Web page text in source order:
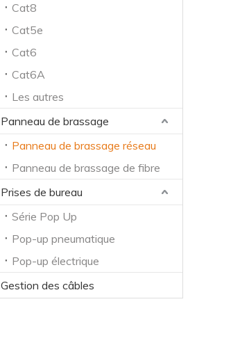
Cat8
Cat5e
Cat6
Cat6A
Les autres
Panneau de brassage
Panneau de brassage réseau
Panneau de brassage de fibre
Prises de bureau
Série Pop Up
Pop-up pneumatique
Pop-up électrique
Gestion des câbles